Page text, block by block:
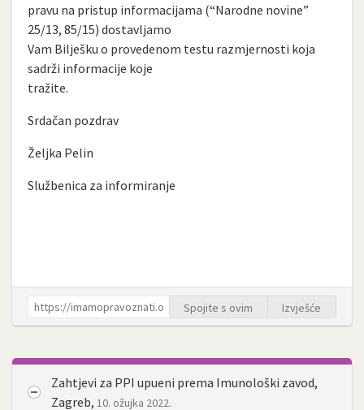
pravu na pristup informacijama (“Narodne novine”
25/13, 85/15) dostavljamo
Vam Bilješku o provedenom testu razmjernosti koja
sadrži informacije koje
tražite.
Srdačan pozdrav
Željka Pelin
Službenica za informiranje
Spojite s ovim Izvješće
Zahtjevi za PPI upueni prema Imunološki zavod,
Zagreb, 10. ožujka 2022.